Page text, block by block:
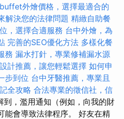
外燴價格，選擇最適合的
解決您的法律問題 精緻自助餐
，選擇合適服務 台中外燴，為
完善的SEO優化方法 多樣化餐
務 漏水打針，專業修補漏水源
計推薦，讓您輕鬆選擇 如何申
步到位 台中牙醫推薦，專業且
全攻略 合法專業的徵信社，信
到，濫用通知（例如，向我的財
能會導致法律程序。 好友在精